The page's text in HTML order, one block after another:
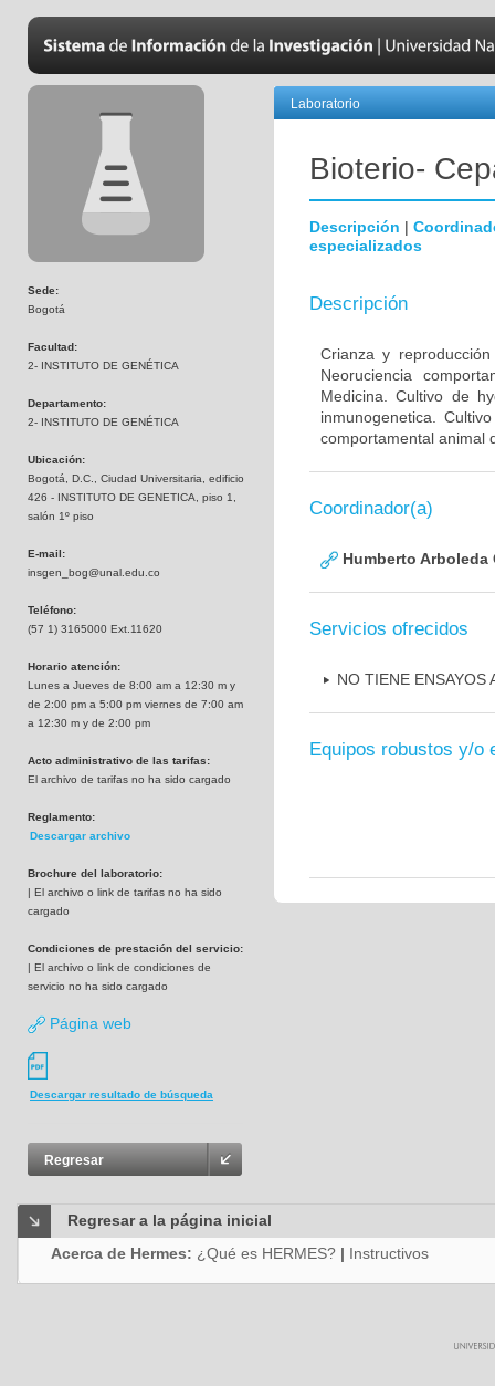
Sede:
Bogotá
Facultad:
2- INSTITUTO DE GENÉTICA
Departamento:
2- INSTITUTO DE GENÉTICA
Ubicación:
Bogotá, D.C., Ciudad Universitaria, edificio
426 - INSTITUTO DE GENETICA, piso 1,
salón 1º piso
E-mail:
insgen_bog@unal.edu.co
Teléfono:
(57 1) 3165000 Ext.11620
Horario atención:
Lunes a Jueves de 8:00 am a 12:30 m y
de 2:00 pm a 5:00 pm viernes de 7:00 am
a 12:30 m y de 2:00 pm
Acto administrativo de las tarifas:
El archivo de tarifas no ha sido cargado
Reglamento:
Descargar archivo
Brochure del laboratorio:
| El archivo o link de tarifas no ha sido
cargado
Condiciones de prestación del servicio:
| El archivo o link de condiciones de
servicio no ha sido cargado
Página web
Descargar resultado de búsqueda
Regresar
Laboratorio
Bioterio-
Descripción |
especializados
Descripción
Crianza y
Neoruciencia
Medicina. Cultivo de
inmunogenetica.
comportamental animal
Coordinador(a)
Humberto Arboleda
Servicios ofrecidos
NO TIENE ENSAYOS
Equipos robustos y/o
Regresar a la página inicial
Acerca de Hermes: ¿Qué es HERMES? | Instructivos